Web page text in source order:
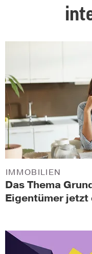
Das Thema
Eigentümer
IMMOBILIEN